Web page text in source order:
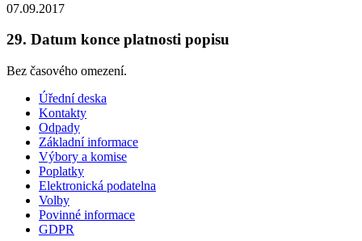
07.09.2017
29. Datum konce platnosti popisu
Bez časového omezení.
Úřední deska
Kontakty
Odpady
Základní informace
Výbory a komise
Poplatky
Elektronická podatelna
Volby
Povinné informace
GDPR